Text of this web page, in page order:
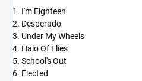
1. I'm Eighteen
2. Desperado
3. Under My Wheels
4. Halo Of Flies
5. School's Out
6. Elected